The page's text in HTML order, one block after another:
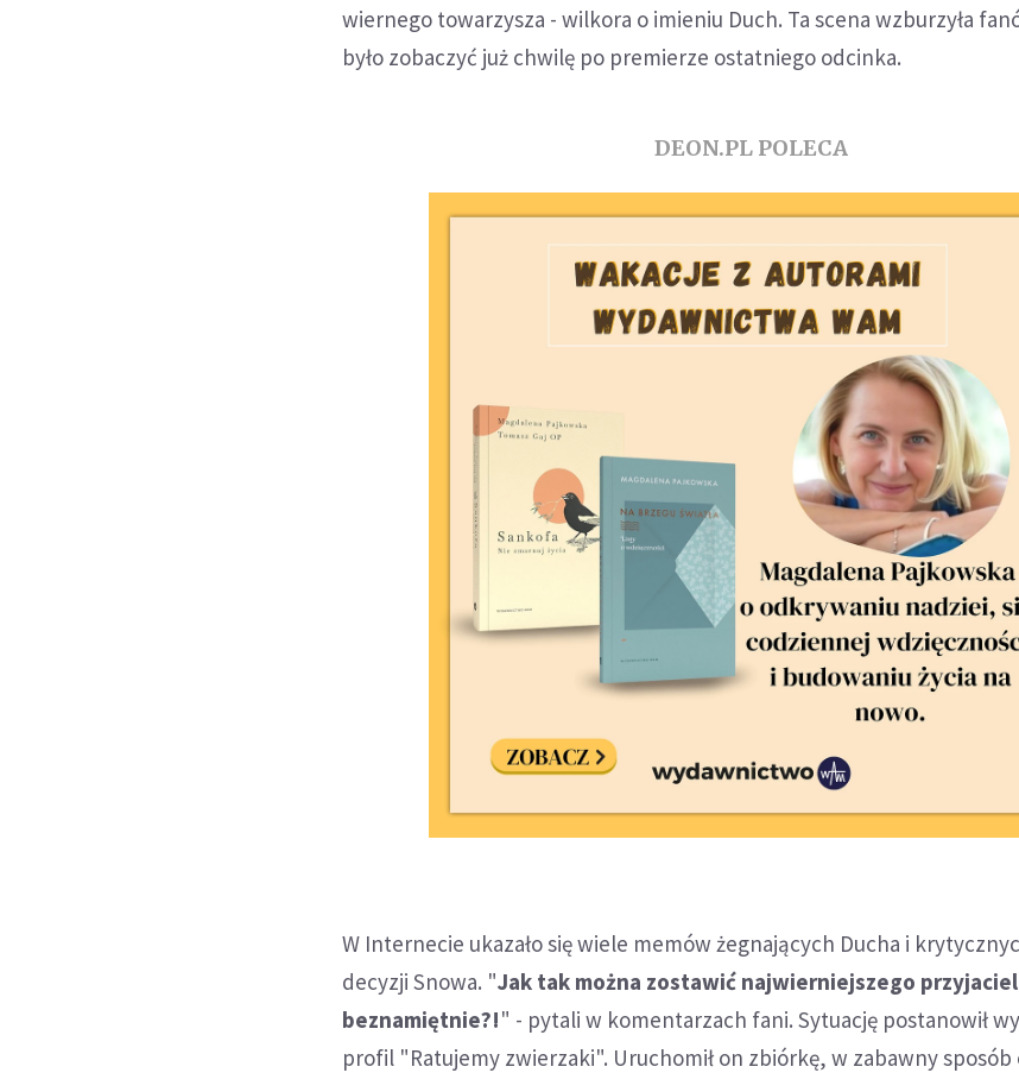
wiernego towarzysza - wilkora o imieniu Duch. Ta scena wzburzyła
było zobaczyć już chwilę po premierze ostatniego odcinka.
DEON.PL POLECA
W Internecie ukazało się wiele memów żegnających Ducha i
decyzji Snowa. "Jak tak można zostawić najwierniejszego
beznamiętnie?!" - pytali w komentarzach fani. Sytuację postanowił
profil "Ratujemy zwierzaki". Uruchomił on zbiórkę, w zabawny sposób